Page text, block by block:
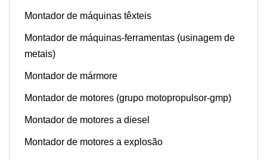
Montador de máquinas têxteis
Montador de máquinas-ferramentas (usinagem de
metais)
Montador de mármore
Montador de motores (grupo motopropulsor-gmp)
Montador de motores a diesel
Montador de motores a explosão